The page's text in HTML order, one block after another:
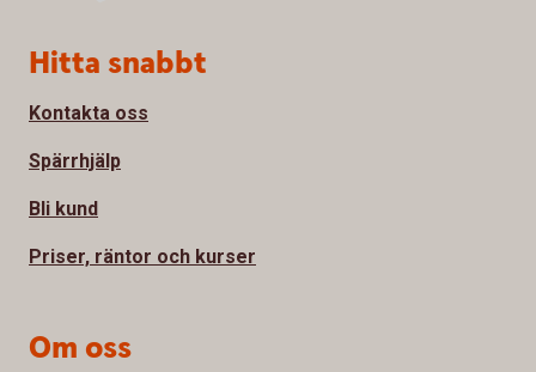
Sidfot
Hitta snabbt
Kontakta oss
Spärrhjälp
Bli kund
Priser, räntor och kurser
Om oss